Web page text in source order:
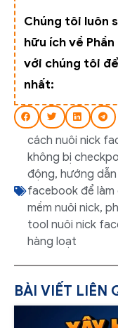
Chúng tôi luôn
hữu ích về
với chúng tôi
nhất:
cách nuôi nick
không bị
động, hướng
facebook để làm
mềm nuôi nick,
tool nuôi nick
hàng loạt
BÀI VIẾT LIÊN